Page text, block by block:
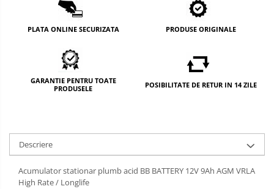
PLATA ONLINE SECURIZATA PRODUSE ORIGINALE
GARANTIE PENTRU TOATE
PRODUSELE
POSIBILITATE DE RETUR IN 14 ZILE
Descriere
Acumulator stationar plumb acid BB BATTERY 12V 9Ah AGM VRLA
High Rate / Longlife